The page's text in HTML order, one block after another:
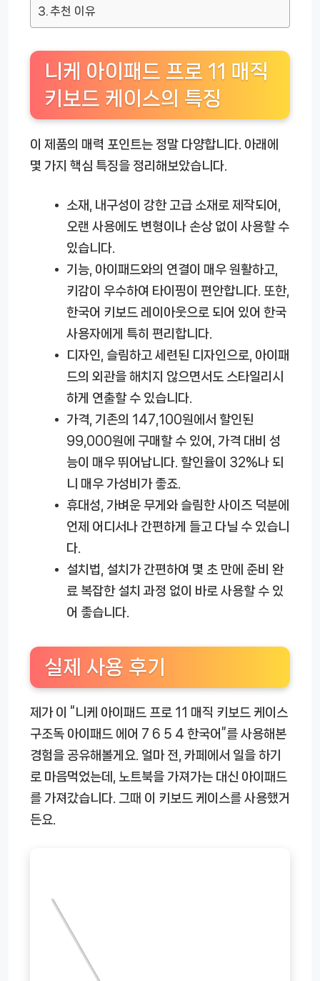
추천 이유
니케 아이패드 프로 11 매직
키보드 케이스의 특징
이 제품의 매력 포인트는 정말 다양합니다. 아래에
몇 가지 핵심 특징을 정리해보았습니다.
소재
, 내구성이 강한 고급 소재로 제작되어,
오랜 사용에도 변형이나 손상 없이 사용할 수
있습니다.
기능 , 아이패드와의 연결이 매우 원활하고,
키감이 우수하여 타이핑이 편안합니다. 또한,
한국어 키보드 레이아웃으로 되어 있어 한국
사용자에게 특히 편리합니다.
디자인
, 슬림하고 세련된 디자인으로, 아이패
드의 외관을 해치지 않으면서도 스타일리시
하게 연출할 수 있습니다.
가격 , 기존의 147,100원에서 할인된
99,000원에 구매할 수 있어, 가격 대비 성
능이 매우 뛰어납니다. 할인율이 32%나 되
니 매우 가성비가 좋죠.
휴대성 , 가벼운 무게와 슬림한 사이즈 덕분에
언제 어디서나 간편하게 들고 다닐 수 있습니
다.
설치법
, 설치가 간편하여 몇 초 만에 준비 완
료 복잡한 설치 과정 없이 바로 사용할 수 있
어 좋습니다.
실제 사용 후기
제가 이 “니케 아이패드 프로 11 매직 키보드 케이스
구조독 아이패드 에어 7 6 5 4 한국어”를 사용해본
경험을 공유해볼게요. 얼마 전, 카페에서 일을 하기
로 마음먹었는데, 노트북을 가져가는 대신 아이패드
를 가져갔습니다. 그때 이 키보드 케이스를 사용했거
든요.